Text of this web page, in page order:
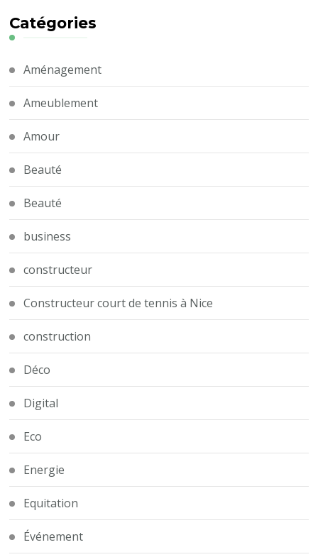
Catégories
Aménagement
Ameublement
Amour
Beauté
Beauté
business
constructeur
Constructeur court de tennis à Nice
construction
Déco
Digital
Eco
Energie
Equitation
Événement